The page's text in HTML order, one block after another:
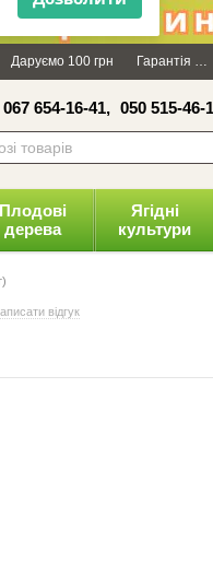
на
Дозволити
×
Даруємо 100 грн Гарантія
067 654-16-41, 050 515-46-
Плодові
дерева
Ягідні
культури
відгук